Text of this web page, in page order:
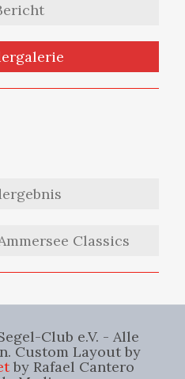
Classics
Club e.V. - Alle
Custom Layout by
by Rafael Cantero